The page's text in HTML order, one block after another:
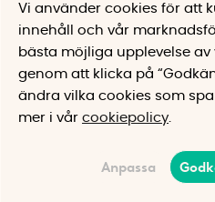
Packkub till resväska
Organisera resväskan med
packkuber
fr. 69 kr
Köp
Vi använder cookies för att
innehåll och vår
bästa möjliga upplevelse av
genom att klicka på
ändra vilka cookies som
mer i vår cookiepolicy
Anpassa